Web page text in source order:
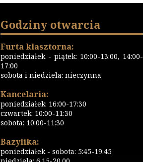
Godziny otwarcia
Furta klasztorna:
poniedziałek - piątek: 10:00-13:00, 14:00-
17:00
sobota i niedziela: nieczynna
Kancelaria:
poniedziałek: 16:00-17:30
czwartek: 10:00-11:30
sobota: 10:00-11:30
Bazylika:
poniedziałek - sobota: 5:45-19.45